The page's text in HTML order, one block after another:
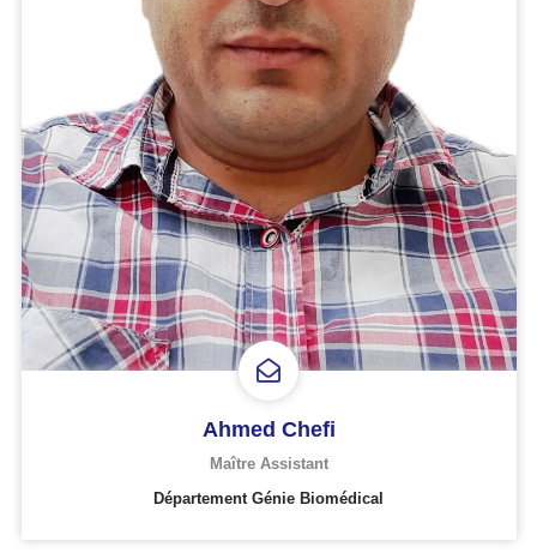
Ahmed Chefi
Maître Assistant
Département Génie Biomédical